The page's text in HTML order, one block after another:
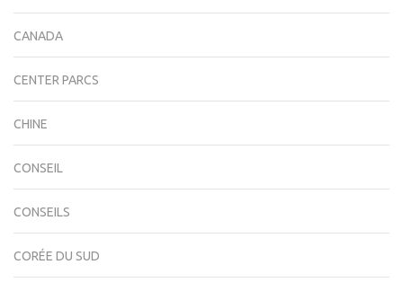
CANADA
CENTER PARCS
CHINE
CONSEIL
CONSEILS
CORÉE DU SUD